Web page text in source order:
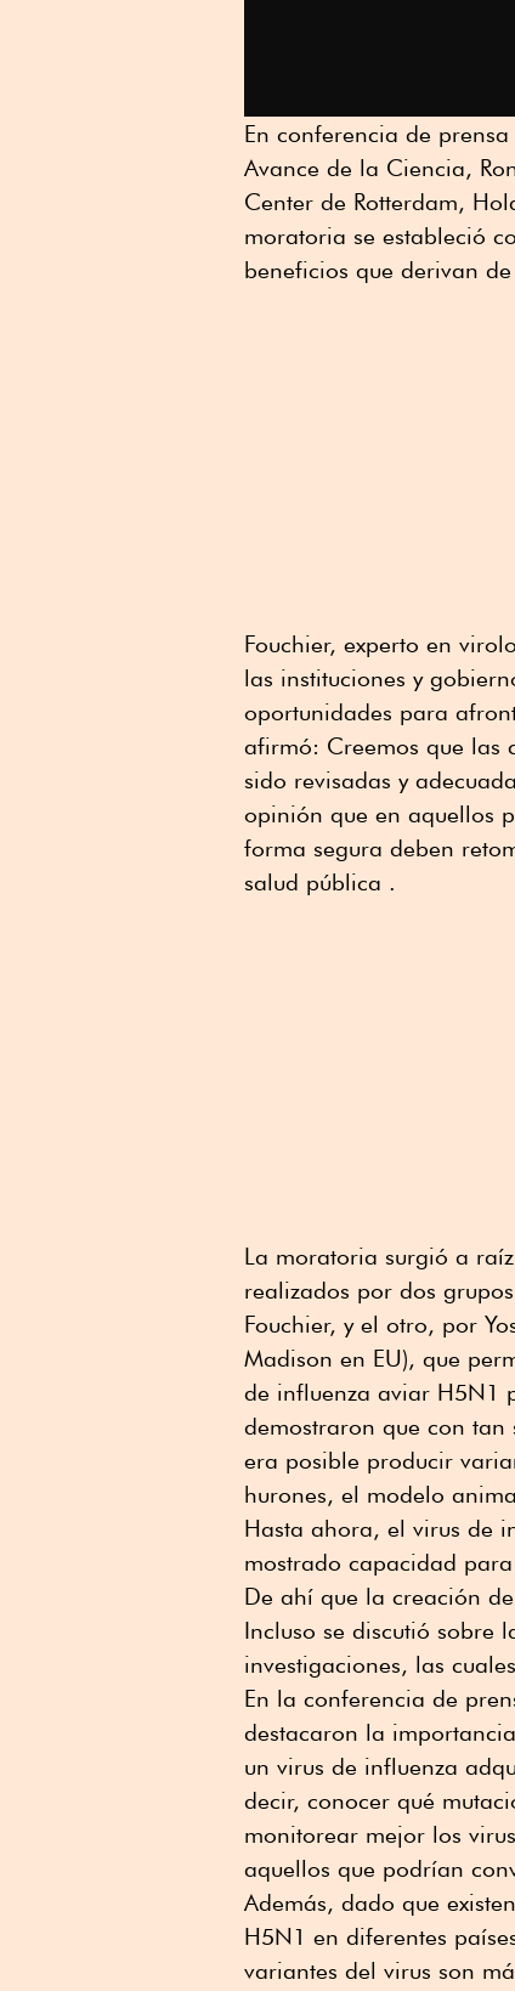
En conferencia de
Avance de la Ciencia,
Center de Rotterdam,
moratoria se estableció
beneficios que derivan
Fouchier, experto en
las instituciones y
oportunidades para
afirmó: Creemos que las
sido revisadas y
opinión que en aquellos
forma segura deben
salud pública .
La moratoria surgió a
realizados por dos
Fouchier, y el otro, por
Madison en EU), que
de influenza aviar H5N1
demostraron que con tan
era posible producir
hurones, el modelo
Hasta ahora, el virus de
mostrado capacidad
De ahí que la creación
Incluso se discutió sobre
investigaciones, las
En la conferencia de
destacaron la
un virus de influenza
decir, conocer qué
monitorear mejor los
aquellos que podrían
Además, dado que
H5N1 en diferentes
variantes del virus son